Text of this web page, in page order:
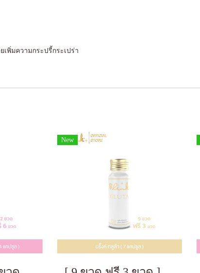
พิ่มความกระปรี้กระเปร่า
New